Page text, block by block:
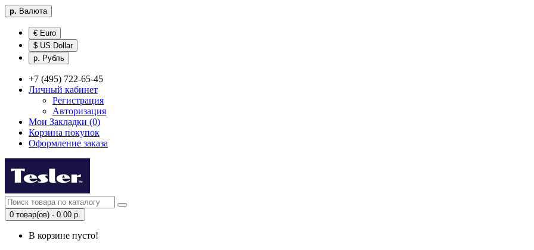
р. Валюта
€ Euro
$ US Dollar
р. Рубль
+7 (495) 722-65-45
Личный кабинет
Регистрация
Авторизация
Мои Закладки (0)
Корзина покупок
Оформление заказа
0 товар(ов) - 0.00 р.
В корзине пусто!